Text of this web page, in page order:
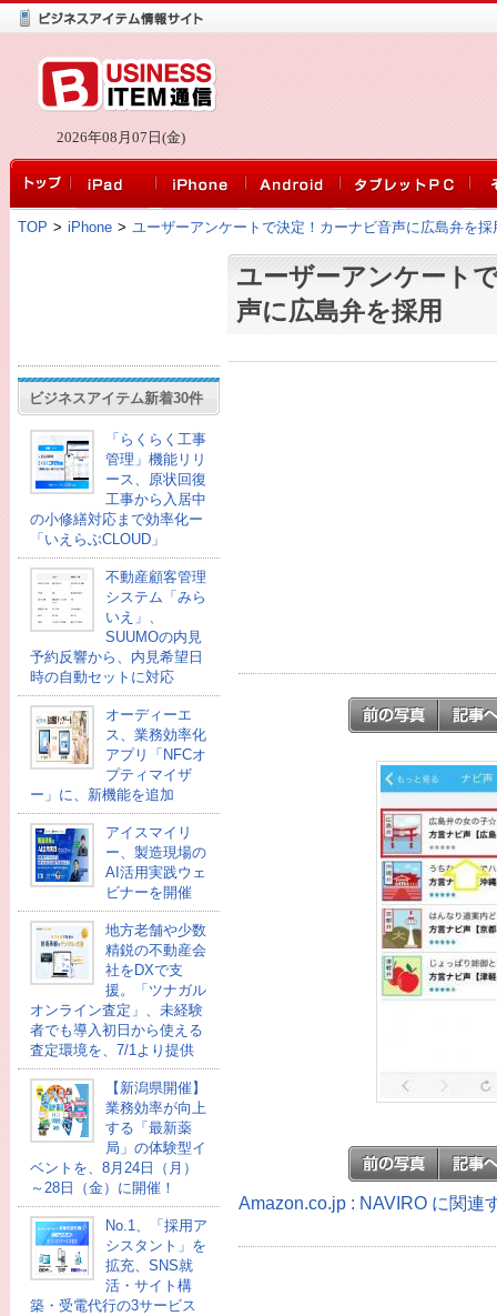
2026年08月07日(金)
TOP > iPhone > ユーザーアンケートで決定！カーナビ音声に広島弁を採
ビジネスアイテム新着30件
「らくらく工事
管理」機能リリ
ース、原状回復
工事から入居中
の小修繕対応まで効率化ー
「いえらぶCLOUD」
不動産顧客管理
システム「みら
いえ」、
SUUMOの内見
予約反響から、内見希望日
時の自動セットに対応
オーディーエ
ス、業務効率化
アプリ「NFCオ
プティマイザ
ー」に、新機能を追加
アイスマイリ
ー、製造現場の
AI活用実践ウェ
ビナーを開催
地方老舗や少数
精鋭の不動産会
社をDXで支
援。「ツナガル
オンライン査定」、未経験
者でも導入初日から使える
査定環境を、7/1より提供
【新潟県開催】
業務効率が向上
する「最新薬
局」の体験型イ
ベントを、8月24日（月）
～28日（金）に開催！
No.1、「採用ア
シスタント」を
拡充、SNS就
活・サイト構
築・受電代行の3サービス
ユーザーアンケート
声に広島弁を採用
Amazon.co.jp : NAVIRO に関連